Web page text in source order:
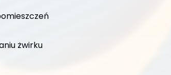
żwirku